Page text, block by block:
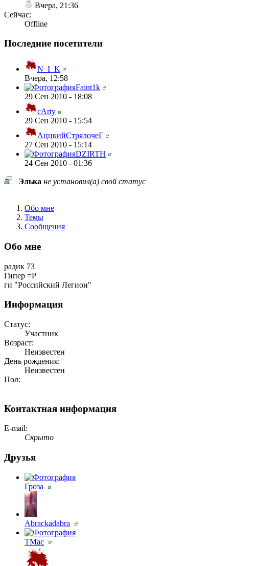
Вчера, 21:36
Сейчас:
Offline
Последние посетители
N_I_K
Вчера, 12:58
Faint1k
29 Сен 2010 - 18:08
cArty
29 Сен 2010 - 15:54
АццкийСтрялочеГ
27 Сен 2010 - 15:14
DZIRTH
24 Сен 2010 - 01:36
Элька не установил(а) свой статус
Обо мне
Темы
Сообщения
Обо мне
радик 73
Гипер =Р
ги "Российский Легион"
Информация
Статус:
Участник
Возраст:
Неизвестен
День рождения:
Неизвестен
Пол:
Контактная информация
E-mail:
Скрыто
Друзья
Гроза
Abrackadabra
TMac